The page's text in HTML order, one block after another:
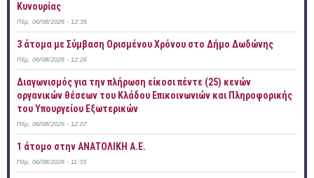
Κυνουρίας
Πέμ, 06/08/2026 - 12:35
3 άτομα με Σύμβαση Ορισμένου Χρόνου στο Δήμο Δωδώνης
Πέμ, 06/08/2026 - 12:26
Διαγωνισμός για την πλήρωση είκοσι πέντε (25) κενών
οργανικών θέσεων του Κλάδου Επικοινωνιών και Πληροφορικής
του Υπουργείου Εξωτερικών
Πέμ, 06/08/2026 - 12:07
1 άτομο στην ΑΝΑΤΟΛΙΚΗ Α.Ε.
Πέμ, 06/08/2026 - 11:33